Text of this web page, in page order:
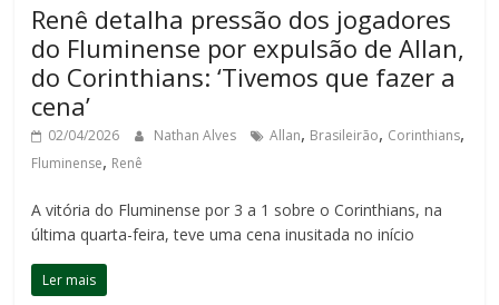
Renê detalha pressão dos jogadores
do Fluminense por expulsão de Allan,
do Corinthians: ‘Tivemos que fazer a
cena’
02/04/2026 Nathan Alves Allan, Brasileirão, Corinthians,
Fluminense, Renê
A vitória do Fluminense por 3 a 1 sobre o Corinthians, na
última quarta-feira, teve uma cena inusitada no início
Ler mais